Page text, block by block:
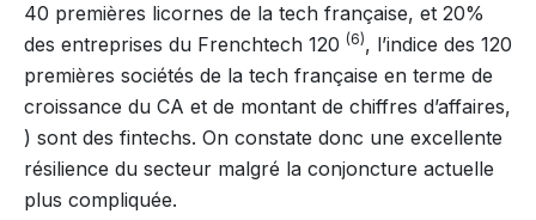
40 premières licornes de la tech française, et 20%
des entreprises du Frenchtech 120 (6), l’indice des 120
premières sociétés de la tech française en terme de
croissance du CA et de montant de chiffres d’affaires,
) sont des fintechs. On constate donc une excellente
résilience du secteur malgré la conjoncture actuelle
plus compliquée.